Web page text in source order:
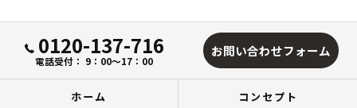
0120-137-716
電話受付： 9：00～17：00
お問い合わせフォーム
ホーム コンセプト